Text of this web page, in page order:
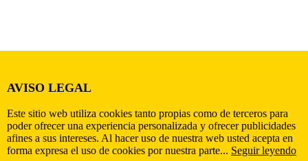
AVISO LEGAL
Este sitio web utiliza cookies tanto propias como de terceros para
poder ofrecer una experiencia personalizada y ofrecer publicidades
afines a sus intereses. Al hacer uso de nuestra web usted acepta en
forma expresa el uso de cookies por nuestra parte... Seguir leyendo